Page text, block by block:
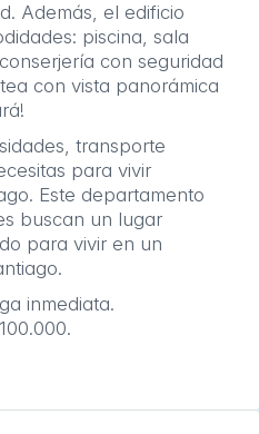
Además, el edificio
piscina, sala
con seguridad
con vista panorámica
transporte
para vivir
Este departamento
buscan un lugar
para vivir en un
inmediata.